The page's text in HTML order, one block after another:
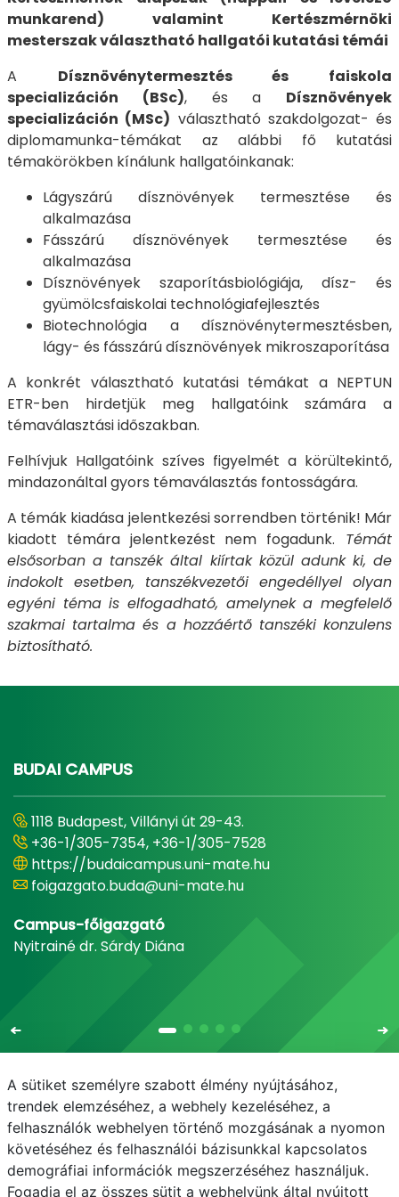
munkarend) valamint Kertészmérnöki
mesterszak választható hallgatói kutatási témái
A Dísznövénytermesztés és faiskola
specializáción (BSc), és a Dísznövények
specializáción (MSc) választható szakdolgozat- és
diplomamunka-témákat az alábbi fő kutatási
témakörökben kínálunk hallgatóinkanak:
Lágyszárú dísznövények termesztése és
alkalmazása
Fásszárú dísznövények termesztése és
alkalmazása
Dísznövények szaporításbiológiája, dísz- és
gyümölcsfaiskolai technológiafejlesztés
Biotechnológia a dísznövénytermesztésben,
lágy- és fásszárú dísznövények mikroszaporítása
A konkrét választható kutatási témákat a NEPTUN
ETR-ben hirdetjük meg hallgatóink számára a
témaválasztási időszakban.
Felhívjuk Hallgatóink szíves figyelmét a körültekintő,
mindazonáltalgyors témaválasztás fontosságára.
A témák kiadása jelentkezési sorrendben történik! Már
kiadott témára jelentkezést nem fogadunk. Témát
elsősorban a tanszék által kiírtak közül adunk ki, de
indokolt esetben, tanszékvezetői engedéllyel olyan
egyéni téma is elfogadható, amelynek a megfelelő
szakmai tartalma és a hozzáértő tanszéki konzulens
biztosítható.
BUDAI CAMPUS
1118 Budapest, Villányi út 29-43.
+36-1/305-7354, +36-1/305-7528
https://budaicampus.uni-mate.hu
foigazgato.buda@uni-mate.hu
Campus-főigazgató
Nyitrainé dr. Sárdy Diána
E-mail Telefonkönyv NEPTUN
E-learning
Adatvédelem
A sütiket személyre szabott élmény nyújtásához,
trendek elemzéséhez, a webhely kezeléséhez, a
felhasználók webhelyen történő mozgásának a nyomon
követéséhez és felhasználói bázisunkkal kapcsolatos
demográfiai információk megszerzéséhez használjuk.
Fogadja el az összes sütit a webhelyünk által nyújtott